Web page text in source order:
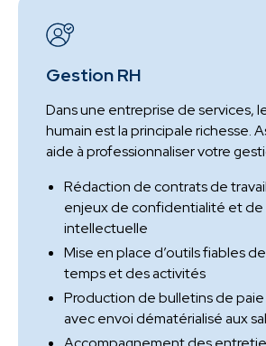
Gestion RH
Dans une entreprise de services,
humain est la principale richesse.
aide à professionnaliser votre
Rédaction de contrats de
enjeux de confidentialité et
intellectuelle
Mise en place d’outils fiables
temps et des activités
Production de bulletins de
avec envoi dématérialisé aux